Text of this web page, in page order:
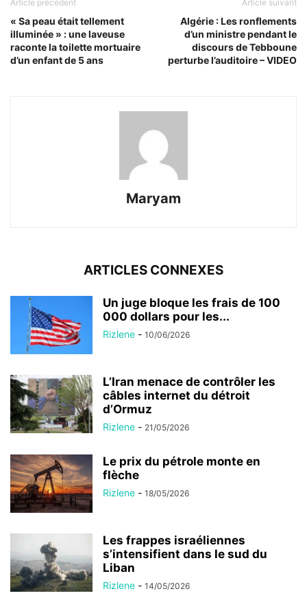
Article précédent
« Sa peau était tellement
illuminée » : une laveuse
raconte la toilette mortuaire
d’un enfant de 5 ans
Article suivant
Algérie : Les ronflements
d’un ministre pendant le
discours de Tebboune
perturbe l’auditoire – VIDEO
Maryam
ARTICLES CONNEXES
Un juge bloque les frais de 100
000 dollars pour les...
Rizlene - 10/06/2026
L’Iran menace de contrôler les
câbles internet du détroit
d’Ormuz
Rizlene - 21/05/2026
Le prix du pétrole monte en
flèche
Rizlene - 18/05/2026
Les frappes israéliennes
s’intensifient dans le sud du
Liban
Rizlene - 14/05/2026